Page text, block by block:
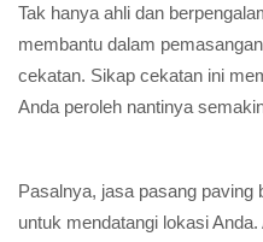
Tak hanya ahli dan
membantu dalam
cekatan. Sikap cekatan ini
Anda peroleh nantinya
Pasalnya, jasa pasang
untuk mendatangi lokasi